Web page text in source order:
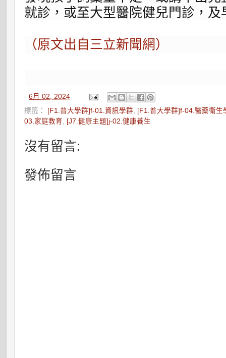
就診，或至大型醫院健兒門診，
（原文出自三立新聞網）
-6月 02, 2024
標籤： [F1.普大學群]f-01.資訊學群
[F1.普大學群]f-04.醫藥衛生
03.家庭教育
[J7.健康主題]j-02.健康養生
沒有留言:
發佈留言